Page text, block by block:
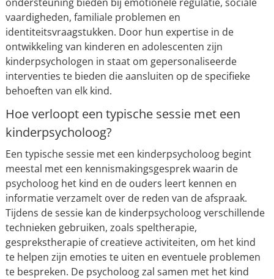
vaardigheden, familiale problemen en
identiteitsvraagstukken. Door hun expertise in de
ontwikkeling van kinderen en adolescenten zijn
kinderpsychologen in staat om gepersonaliseerde
interventies te bieden die aansluiten op de specifieke
behoeften van elk kind.
Hoe verloopt een typische sessie met een
kinderpsycholoog?
Een typische sessie met een kinderpsycholoog begint
meestal met een kennismakingsgesprek waarin de
psycholoog het kind en de ouders leert kennen en
informatie verzamelt over de reden van de afspraak.
Tijdens de sessie kan de kinderpsycholoog verschillende
technieken gebruiken, zoals speltherapie,
gesprekstherapie of creatieve activiteiten, om het kind
te helpen zijn emoties te uiten en eventuele problemen
te bespreken. De psycholoog zal samen met het kind